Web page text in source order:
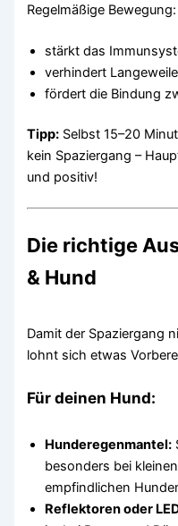
Regelmäßige Bewegung:
stärkt das
verhindert
fördert die Bindung
Tipp: Selbst 15–20
kein Spaziergang –
und positiv!
Die richtige
& Hund
Damit der Spaziergang
lohnt sich etwas
Für deinen Hund:
Hunderegenmantel:
besonders bei
empfindlichen
Reflektoren oder